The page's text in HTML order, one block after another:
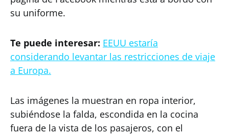
su uniforme.
Te puede interesar: EEUU estaría
considerando levantar las restricciones de viaje
a Europa.
Las imágenes la muestran en ropa interior,
subiéndose la falda, escondida en la cocina
fuera de la vista de los pasajeros, con el